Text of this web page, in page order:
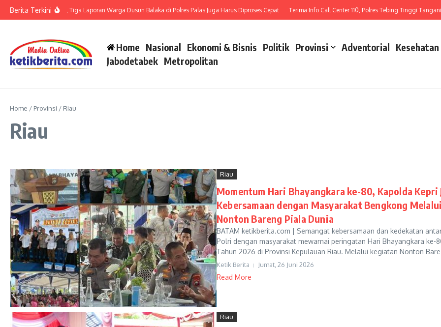
Berita Terkini
Polsek Barteng, Tiga Laporan Warga Dusun Balaka di Polres Palas Juga Harus Diproses Cepat Terima Info Call Center 110, Polres Tebing Tinggi Tangani Laka
Home Nasional Ekonomi & Bisnis Politik Provinsi Adventorial Kesehatan
Jabodetabek Metropolitan
Home / Provinsi / Riau
Riau
Riau
Momentum Hari Bhayangkara ke-80, Kapolda Kepri
Kebersamaan dengan Masyarakat Bengkong Melalui
Nonton Bareng Piala Dunia
BATAM ketikberita.com | Semangat kebersamaan dan kedekatan
Polri dengan masyarakat mewarnai peringatan Hari Bhayangkara ke-
Tahun 2026 di Provinsi Kepulauan Riau. Melalui kegiatan Nonton
Ketik Berita Jumat, 26 Juni 2026
Read More
Riau